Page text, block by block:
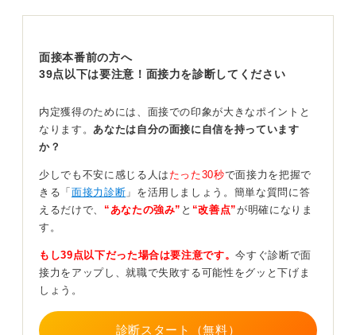
明確な指示がある場合は担当者からの連絡を待つほ
うが良い
折り返す際は、2〜3時間以内、遅くとも当日中が望まし
いです。時間帯は、企業の始業後1〜2時間を避け、10〜
12時または14〜17時にかけましょう。
もし、担当者が不在だった場合は、「先ほど留守番電話
を拝聴し、お電話いたしました」と一言残しておけば丁
寧な対応になります。
からのみご連絡します」という「明確な指示付き」であ
れば、無理に折り返さず、メッセージ通り待つほうが適
切です。
いずれにせよ、連絡を受けたらまず動く姿勢は社会人に
面接本番前の方へ
39点以下は要注意！面接力を診断してください
内定獲得のためには、面接での印象が大きなポイントと
なります。 あなたは自分の面接に自信を持っています
か？
少しでも不安に感じる人は たった30秒で面接力を把握で
きる「 面接力診断 」を活用しましょう。簡単な質問に答
えるだけで、 “あなたの強み” と “改善点”が明確になりま
す。
もし39点以下だった場合は要注意です。今すぐ診断で面
接力をアップし、就職で失敗する可能性をグッと下げま
しょう。
診断スタート（無料）